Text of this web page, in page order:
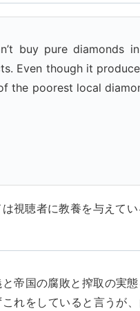
buy pure diamonds
Even though it
the poorest local
視聴者に教養を与えて
帝国の腐敗と搾取の実
れをしていると言うが